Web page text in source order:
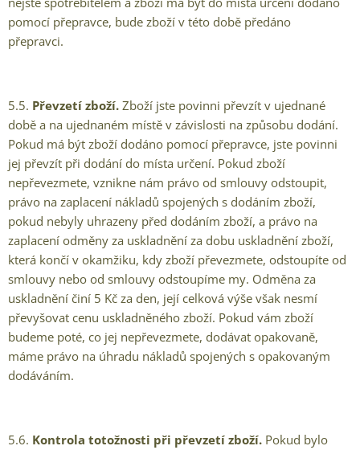
pomocí přepravce, bude zboží v této době předáno
přepravci.
5.5. Převzetí zboží. Zboží jste povinni převzít v ujednané
době a na ujednaném místě v závislosti na způsobu dodání.
Pokud má být zboží dodáno pomocí přepravce, jste povinni
jej převzít při dodání do místa určení. Pokud zboží
nepřevezmete, vznikne nám právo od smlouvy odstoupit,
právo na zaplacení nákladů spojených s dodáním zboží,
pokud nebyly uhrazeny před dodáním zboží, a právo na
zaplacení odměny za uskladnění za dobu uskladnění zboží,
která končí v okamžiku, kdy zboží převezmete, odstoupíte od
smlouvy nebo od smlouvy odstoupíme my. Odměna za
uskladnění činí 5 Kč za den, její celková výše však nesmí
převyšovat cenu uskladněného zboží. Pokud vám zboží
budeme poté, co jej nepřevezmete, dodávat opakovaně,
máme právo na úhradu nákladů spojených s opakovaným
dodáváním.
5.6. Kontrola totožnosti při převzetí zboží. Pokud bylo